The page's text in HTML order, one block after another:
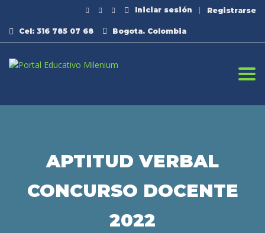
Iniciar sesión Registrarse
Bogota. Colombia
Cel: 316 785 07 68
APTITUD VERBAL
CONCURSO DOCENTE
2022